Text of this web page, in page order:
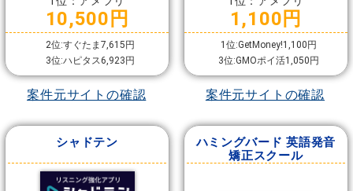
10,500円
2位:すぐたま7,615円
3位:ハピタス6,923円
案件元サイトの確認
1,100円
1位:GetMoney!1,100円
3位:GMOポイ活1,050円
案件元サイトの確認
シャドテン
ハミングバード 英語発音
矯正スクール